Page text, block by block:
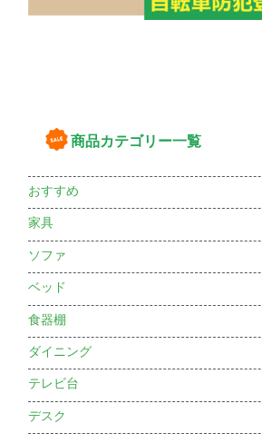
商品カテゴリー一覧
おすすめ
家具
ソファ
ベッド
食器棚
ダイニング
テレビ台
デスク